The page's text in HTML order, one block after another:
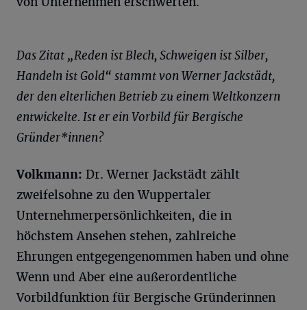
Das Zitat „Reden ist Blech, Schweigen ist Silber,
Handeln ist Gold“ stammt von Werner Jackstädt,
der den elterlichen Betrieb zu einem Weltkonzern
entwickelte. Ist er ein Vorbild für Bergische
Gründer*innen?
Volkmann: Dr. Werner Jackstädt zählt
zweifelsohne zu den Wuppertaler
Unternehmerpersönlichkeiten, die in
höchstem Ansehen stehen, zahlreiche
Ehrungen entgegengenommen haben und ohne
Wenn und Aber eine außerordentliche
Vorbildfunktion für Bergische Gründerinnen